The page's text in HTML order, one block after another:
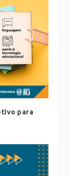
para